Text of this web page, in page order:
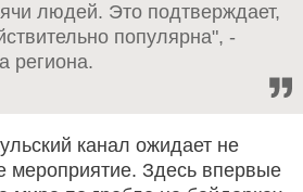
людей. Это подтверждает,
популярна", -
региона.
канал ожидает не
мероприятие. Здесь впервые